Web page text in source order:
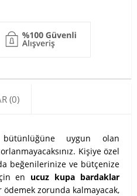
(0)
uygun olan
Kişiye özel
beğenilerinize ve bütçenize
en ucuz kupa bardaklar
zorunda kalmayacak,